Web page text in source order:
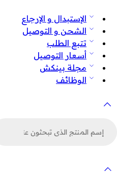
الإستبدال و الإرجاع
الشحن و التوصيل
تتبع الطلب
أسعار التوصيل
مجلة بينكش
الوظائف